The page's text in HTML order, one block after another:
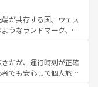
楽しみ方が可能だ。さ
れており、どの街角に
。パリ以外の個性あふ
飽きることがない。ベ
のアルプスの絶景、そ
た風景は必見。ビール
なお、新着の
照してほしい。
が共存する国。ウェス
うなランドマーク、歴
、優雅なアフタヌーン
英国パブ、サッカー観
も豊富。イギリスを旅
だが、運行時刻が正確
でも安心して個人旅行